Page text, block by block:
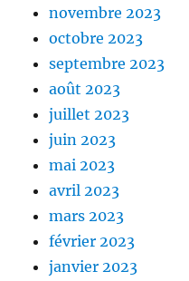
novembre 2023
octobre 2023
septembre 2023
août 2023
juillet 2023
juin 2023
mai 2023
avril 2023
mars 2023
février 2023
janvier 2023